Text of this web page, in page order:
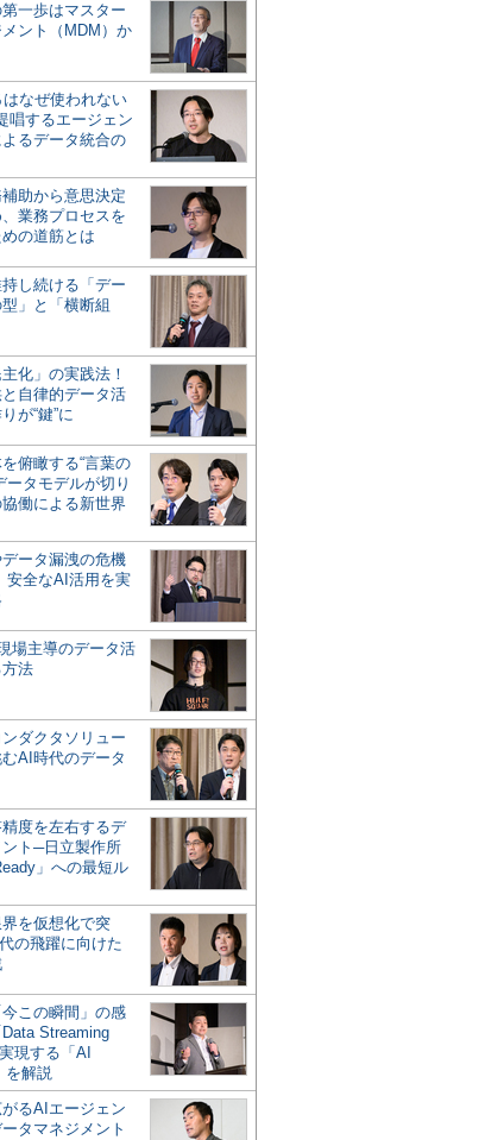
一歩はマスター
ント（MDM）か
なぜ使われない
唱するエージェン
るデータ統合の
助から意思決定
業務プロセスを
の道筋とは
し続ける「デー
」と「横断組
主化」の実践法！
自律的データ活
が“鍵”に
俯瞰する“言葉の
ータモデルが切り
働による新世界
ータ漏洩の危機
安全なAI活用を実
場主導のデータ活
法
ダクタソリュー
AI時代のデータ
度を左右するデ
ト─日立製作所
」への最短ル
を仮想化で突
の飛躍に向けた
この瞬間」の感
Streaming
現する「AI
を解説
るAIエージェン
タマネジメント